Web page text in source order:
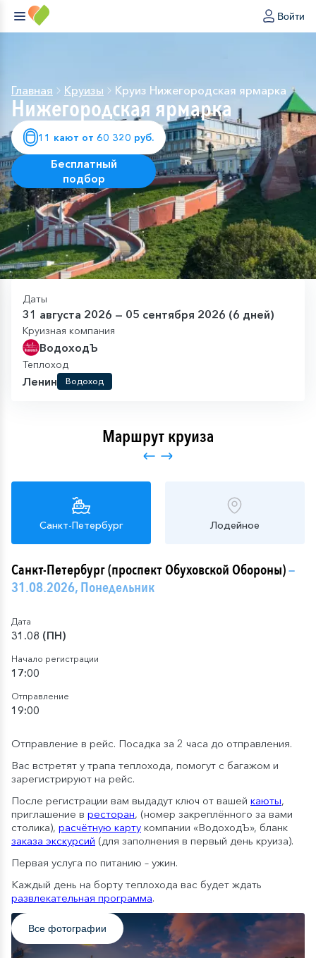
Войти
Главная Круизы Круиз Нижегородская ярмарка
Нижегородская ярмарка
11 кают от 60 320 руб.
Бесплатный
подбор
Даты
31 августа 2026 — 05 сентября 2026 (6 дней)
Круизная компания
ВодоходЪ
Теплоход
Ленин Водоход
Маршрут круиза
Санкт-Петербург Лодейное
Санкт-Петербург (проспект Обуховской Обороны)—
31.08.2026, Понедельник
Дата
31.08 (ПН)
Начало регистрации
17:00
Отправление
19:00
Отправление в рейс. Посадка за 2 часа до отправления.
Вас встретят у трапа теплохода, помогут с багажом и
зарегистрируют на рейс.
После регистрации вам выдадут ключ от вашей каюты,
приглашение в ресторан, (номер закреплённого за вами
столика), расчётную карту компании «ВодоходЪ», бланк
заказа экскурсий (для заполнения в первый день круиза).
Первая услуга по питанию – ужин.
Каждый день на борту теплохода вас будет ждать
развлекательная программа.
Все фотографии